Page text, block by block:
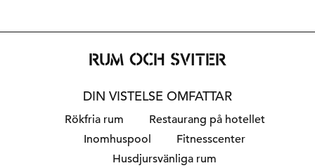
RUM OCH SVITER
DIN VISTELSE OMFATTAR
Rökfria rum
Restaurang på hotellet
Inomhuspool
Fitnesscenter
Husdjursvänliga rum